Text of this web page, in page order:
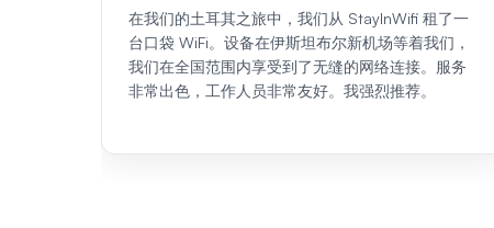
在我们的土耳其之旅中，我们从 StayInWifi 租了一
台口袋 WiFi。设备在伊斯坦布尔新机场等着我们，
我们在全国范围内享受到了无缝的网络连接。服务
非常出色，工作人员非常友好。我强烈推荐。